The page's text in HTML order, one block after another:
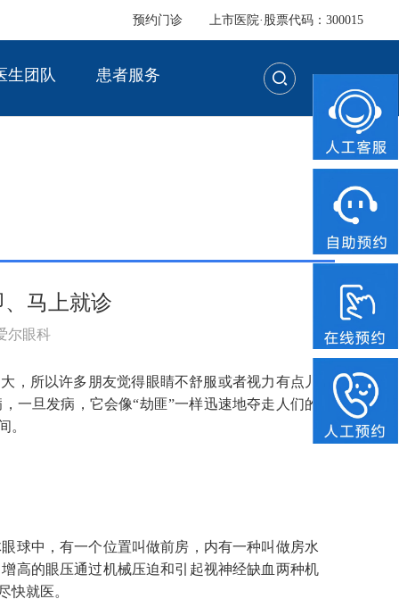
预约门诊 上市医院·股票代码：300015
生团队 患者服务
马上就诊
尔眼科
所以许多朋友觉得眼睛不舒服或者视力有点儿
一旦发病，它会像“劫匪”一样迅速地夺走人们的
。
中，有一个位置叫做前房，内有一种叫做房水
高的眼压通过机械压迫和引起视神经缺血两种机
快就医。